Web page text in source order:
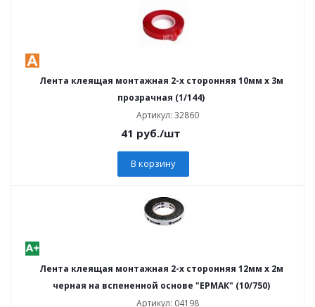
Лента клеящая монтажная 2-х сторонняя 10мм х 3м
прозрачная (1/144)
Артикул: 32860
41 руб./шт
В корзину
Лента клеящая монтажная 2-х сторонняя 12мм х 2м
черная на вспененной основе "ЕРМАК" (10/750)
Артикул: 04198